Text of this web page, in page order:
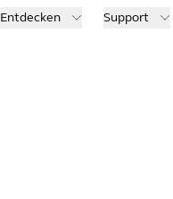
Entdecken Support